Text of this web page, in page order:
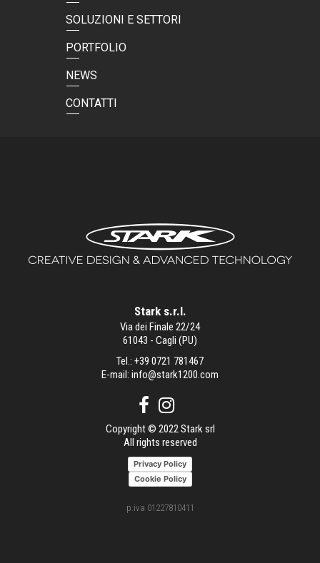
SOLUZIONI E SETTORI
PORTFOLIO
NEWS
CONTATTI
Stark s.r.l.
Via dei Finale 22/24
61043 - Cagli (PU)
Tel.: +39 0721 781467
E-mail: info@stark1200.com
Copyright © 2022 Stark srl
All rights reserved
Privacy Policy
Cookie Policy
p.iva 01227810411